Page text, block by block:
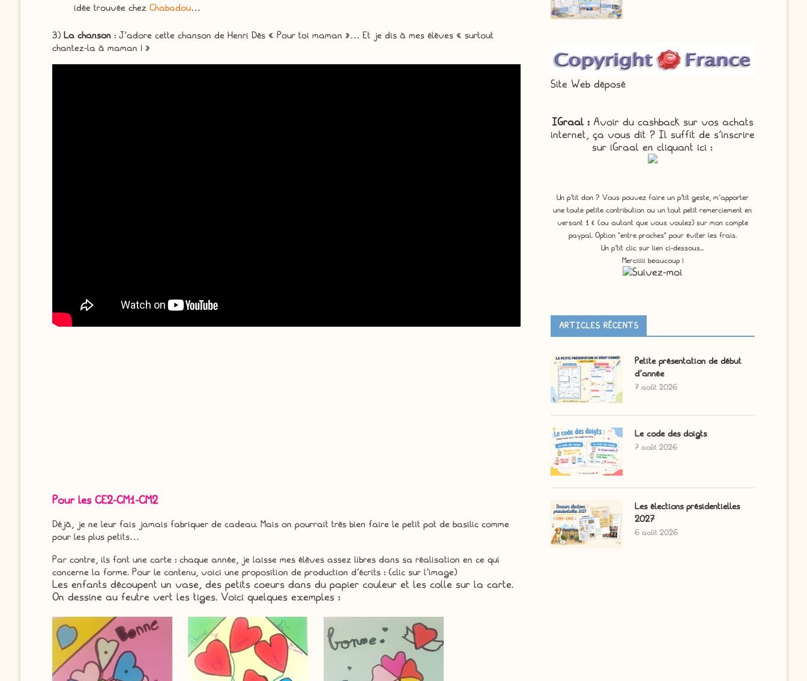
idée trouvée chez Chabadou…
3) La chanson: J’adore cette chanson de Henri Dès « Pour toi maman »… Et je dis à mes élèves « surtout
chantez-la à maman ! »
Pour les CE2-CM1-CM2
Déjà, je ne leur fais jamais fabriquer de cadeau. Mais on pourrait très bien faire le petit pot de basilic comme
pour les plus petits…
Par contre, ils font une carte : chaque année, je laisse mes élèves assez libres dans sa réalisation en ce qui
concerne la forme. Pour le contenu, voici une proposition de production d’écrits : (clic sur l’image)
Les enfants découpent un vase, des petits coeurs dans du papier couleur et les colle sur la carte.
On dessine au feutre vert les tiges. Voici quelques exemples :
Site Web déposé
IGraal :Avoir du cashback sur vos achats
internet, ça vous dit ? Il suffit de s'inscrire
sur iGraal en cliquant ici :
Un p'tit don ? Vous pouvez faire un p’tit geste, m’apporter
une toute petite contribution ou un tout petit remerciement en
versant 1 € (ou autant que vous voulez) sur mon compte
paypal. Option "entre proches" pour éviter les frais.
Un p'tit clic sur lien ci-dessous...
Merciiiii beaucoup !
ARTICLES RÉCENTS
Petite présentation de début
d’année
7 août 2026
Le code des doigts
7 août 2026
Les élections présidentielles
2027
6 août 2026